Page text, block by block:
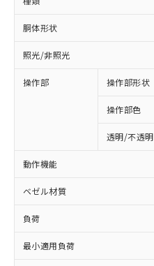
胴体形状
照光/非照光
操作部 操作部形状
操作部色
透明/不透明
動作機能
ベゼル材質
負荷
最小適用負荷